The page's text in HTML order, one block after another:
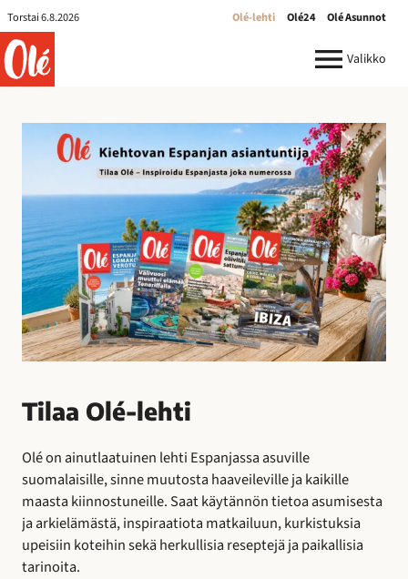
Torstai 6.8.2026 Olé-lehti Olé24 Olé Asunnot
ole.fi
Valikko
Tilaa Olé-lehti
Olé on ainutlaatuinen lehti Espanjassa asuville
suomalaisille, sinne muutosta haaveileville ja kaikille
maasta kiinnostuneille. Saat käytännön tietoa asumisesta
ja arkielämästä, inspiraatiota matkailuun, kurkistuksia
upeisiin koteihin sekä herkullisia reseptejä ja paikallisia
tarinoita.